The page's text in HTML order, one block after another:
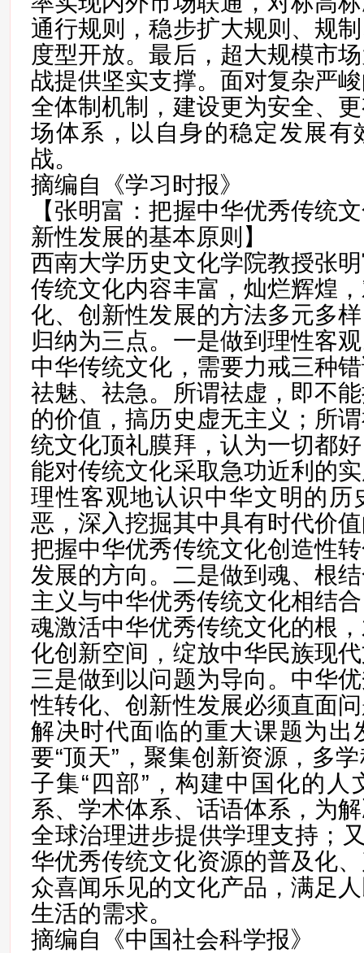
通行规则，稳步扩大规则、规
度型开放。最后，超大规模市
战提供坚实支撑。面对复杂严
全体制机制，建设更为安全、
场体系，以自身的稳定发展有
战。
摘编自《学习时报》
【张明富：把握中华优秀传统
新性发展的基本原则】
西南大学历史文化学院教授张
传统文化内容丰富，灿烂辉煌
化、创新性发展的方法多元多
归纳为三点。一是做到理性客
中华传统文化，需要力戒三种
祛魅、祛急。所谓祛虚，即不
的价值，搞历史虚无主义；所
统文化顶礼膜拜，认为一切都
能对传统文化采取急功近利的
理性客观地认识中华文明的历
恶，深入挖掘其中具有时代价
把握中华优秀传统文化创造性
发展的方向。二是做到魂、根
主义与中华优秀传统文化相结
魂激活中华优秀传统文化的根
化创新空间，绽放中华民族现
三是做到以问题为导向。中华
性转化、创新性发展必须直面
解决时代面临的重大课题为出
要“顶天”，聚集创新资源，多
子集“四部”，构建中国化的人
系、学术体系、话语体系，为
全球治理进步提供学理支持；
华优秀传统文化资源的普及化
众喜闻乐见的文化产品，满足
生活的需求。
摘编自《中国社会科学报》